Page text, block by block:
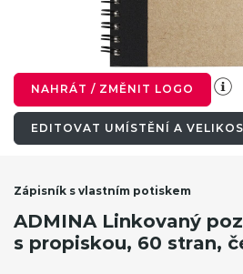
NAHRÁT / ZMĚNIT LOGO
EDITOVAT UMÍSTĚNÍ A
Zápisník s vlastním potiskem
ADMINA Linkovaný
s propiskou, 60 stran,